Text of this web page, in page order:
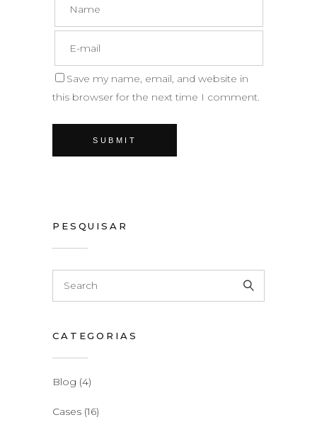
Save my name, email, and website in
this browser for the next time I comment.
PESQUISAR
CATEGORIAS
Blog (4)
Cases (16)